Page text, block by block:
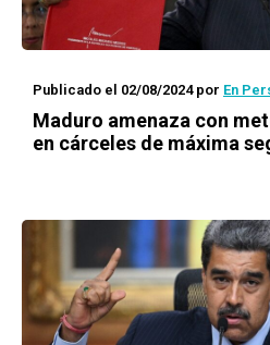
Publicado el 02/08/2024por En
Maduro amenaza con
en cárceles de máxima